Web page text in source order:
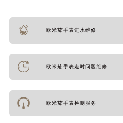
欧米茄手表进水维修
欧米茄手表走时问题维修
欧米茄手表检测服务